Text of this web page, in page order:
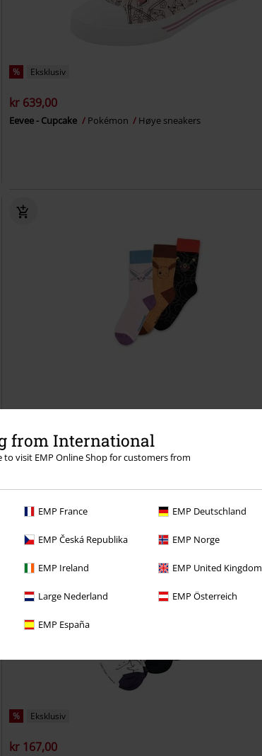
from International
to visit EMP Online Shop for customers from
EMP France EMP Deutschland
EMP Česká Republika EMP Norge
EMP Ireland EMP United Kingdom
Large Nederland EMP Österreich
EMP España
% Eksklusiv
kr 639,00
Eevee - Cupcake Pokémon Høye sneakers
Eevee Evolution Pokémon Sokker
% Eksklusiv
kr 167,00